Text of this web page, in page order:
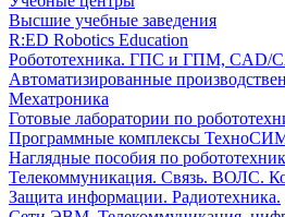
Высшие учебные заведения
R:ED Robotics Education
Робототехника. ГПС и ГПМ, CAD/
Автоматизированные
Мехатроника
Готовые лаборатории по
Программные комплексы
Наглядные пособия по
Телекоммуникация. Связь. ВОЛС.
Защита информации. Радиотехника.